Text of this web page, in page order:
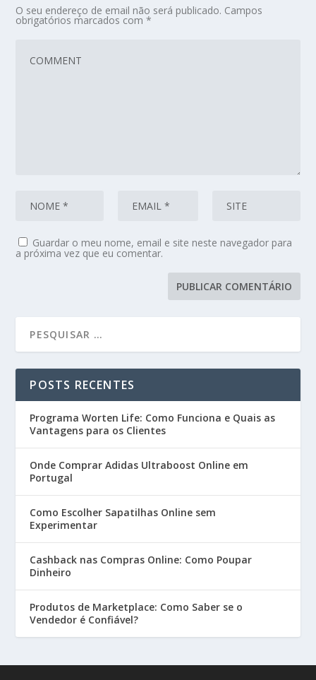
O seu endereço de email não será publicado. Campos
obrigatórios marcados com*
Guardar o meu nome, email e site neste navegador para
a próxima vez que eu comentar.
POSTS RECENTES
Programa Worten Life: Como Funciona e Quais as
Vantagens para os Clientes
Onde Comprar Adidas Ultraboost Online em
Portugal
Como Escolher Sapatilhas Online sem
Experimentar
Cashback nas Compras Online: Como Poupar
Dinheiro
Produtos de Marketplace: Como Saber se o
Vendedor é Confiável?